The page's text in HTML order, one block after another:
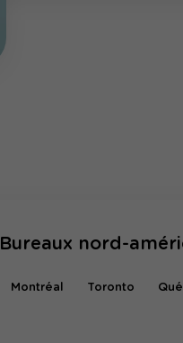
Bureaux nord-
Montréal Toronto